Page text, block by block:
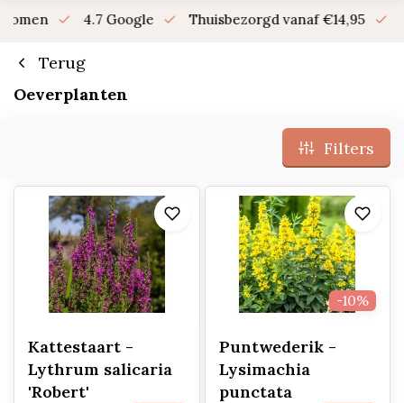
4.7 Google Thuisbezorgd vanaf €14,95
Terug
Oeverplanten
Filters
Kattestaart -
Lythrum salicaria
'Robert'
-10%
Puntwederik -
Lysimachia
punctata